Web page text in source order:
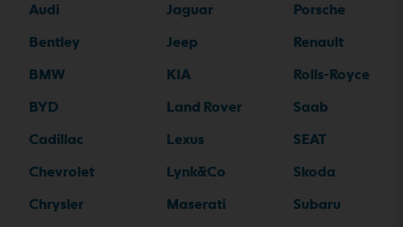
Audi
Bentley
BMW
BYD
Cadillac
Chevrolet
Chrysler
Jaguar
Jeep
KIA
Land Rover
Lexus
Lynk&Co
Maserati
Porsche
Renault
Rolls-Royce
Saab
SEAT
Skoda
Subaru